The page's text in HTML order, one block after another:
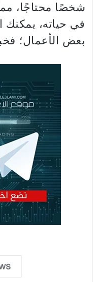
شخصًا محتاجًا،
في حياته، يمكنك
بعض الأعمال؛